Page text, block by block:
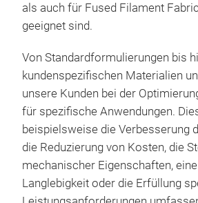
als auch für Fused Filament
geeignet sind.
Von Standardformulierungen bis
kundenspezifischen Materialien
unsere Kunden bei der
für spezifische Anwendungen.
beispielsweise die Verbesserung
die Reduzierung von Kosten, die
mechanischer Eigenschaften,
Langlebigkeit oder die Erfüllung